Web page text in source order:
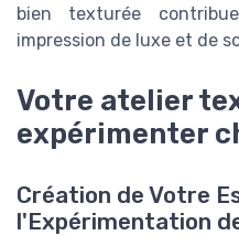
bien texturée
impression de luxe et de
Votre atelier
expérimenter
Création de Votre
l'Expérimentation